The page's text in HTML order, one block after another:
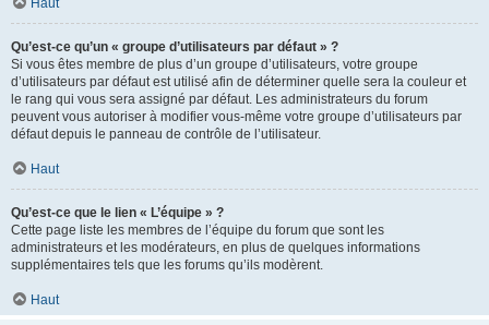
Haut
Qu’est-ce qu’un « groupe d’utilisateurs par défaut » ?
Si vous êtes membre de plus d’un groupe d’utilisateurs, votre groupe
d’utilisateurs par défaut est utilisé afin de déterminer quelle sera la couleur et
le rang qui vous sera assigné par défaut. Les administrateurs du forum
peuvent vous autoriser à modifier vous-même votre groupe d’utilisateurs par
défaut depuis le panneau de contrôle de l’utilisateur.
Haut
Qu’est-ce que le lien « L’équipe » ?
Cette page liste les membres de l’équipe du forum que sont les
administrateurs et les modérateurs, en plus de quelques informations
supplémentaires tels que les forums qu’ils modèrent.
Haut